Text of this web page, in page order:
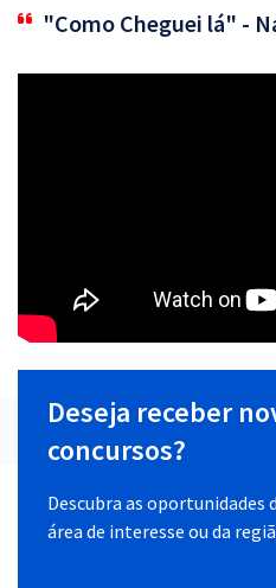
"Como Cheguei lá" -
Deseja receber
concursos?
Descubra as oportunidades
área de interesse ou da